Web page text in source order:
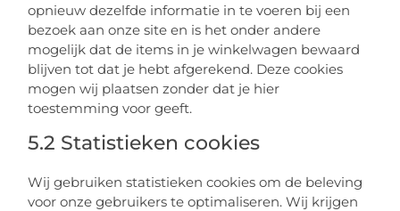
opnieuw dezelfde informatie in te voeren bij een
bezoek aan onze site en is het onder andere
mogelijk dat de items in je winkelwagen bewaard
blijven tot dat je hebt afgerekend. Deze cookies
mogen wij plaatsen zonder dat je hier
toestemming voor geeft.
5.2 Statistieken cookies
Wij gebruiken statistieken cookies om de beleving
voor onze gebruikers te optimaliseren. Wij krijgen